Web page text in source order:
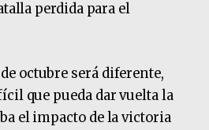
perdida para el
octubre será diferente,
que pueda dar vuelta la
el impacto de la victoria